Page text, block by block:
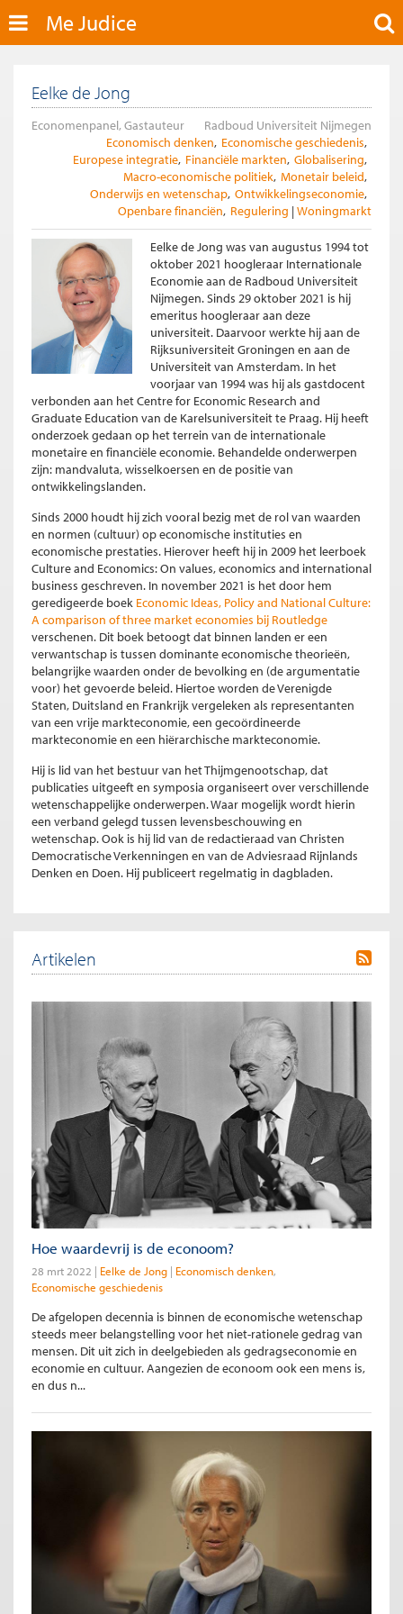
Me Judice
Eelke de Jong
Economenpanel, Gastauteur
Radboud Universiteit Nijmegen
Economisch denken Economische geschiedenis
Europese integratie Financiële markten Globalisering
Macro-economische politiek Monetair beleid
Onderwijs en wetenschap Ontwikkelingseconomie
Openbare financiën Regulering Woningmarkt
Eelke de Jong was van augustus 1994 tot
oktober 2021 hoogleraar Internationale
Economie aan de Radboud Universiteit
Nijmegen. Sinds 29 oktober 2021 is hij
emeritus hoogleraar aan deze
universiteit. Daarvoor werkte hij aan de
Rijksuniversiteit Groningen en aan de
Universiteit van Amsterdam. In het
voorjaar van 1994 was hij als gastdocent
verbonden aan het Centre for Economic Research and
Graduate Education van de Karelsuniversiteit te Praag. Hij heeft
onderzoek gedaan op het terrein van de internationale
monetaire en financiële economie. Behandelde onderwerpen
zijn: mandvaluta, wisselkoersen en de positie van
ontwikkelingslanden.
Sinds 2000 houdt hij zich vooral bezig met de rol van waarden
en normen (cultuur) op economische instituties en
economische prestaties. Hierover heeft hij in 2009 het leerboek
Culture and Economics: On values, economics and international
business geschreven. In november 2021 is het door hem
geredigeerde boek Economic Ideas, Policy and National Culture:
A comparison of three market economies bij Routledge
verschenen. Dit boek betoogt dat binnen landen er een
verwantschap is tussen dominante economische theorieën,
belangrijke waarden onder de bevolking en (de argumentatie
voor) het gevoerde beleid. Hiertoe worden de Verenigde
Staten, Duitsland en Frankrijk vergeleken als representanten
van een vrije markteconomie, een gecoördineerde
markteconomie en een hiërarchische markteconomie.
Hij is lid van het bestuur van het Thijmgenootschap, dat
publicaties uitgeeft en symposia organiseert over verschillende
wetenschappelijke onderwerpen. Waar mogelijk wordt hierin
een verband gelegd tussen levensbeschouwing en
wetenschap. Ook is hij lid van de redactieraad van Christen
Democratische Verkenningen en van de Adviesraad Rijnlands
Denken en Doen. Hij publiceert regelmatig in dagbladen.
Artikelen
Hoe waardevrij is de econoom?
28 mrt 2022 Eelke de Jong
Economisch denken
Economische geschiedenis
De afgelopen decennia is binnen de economische wetenschap
steeds meer belangstelling voor het niet-rationele gedrag van
mensen. Dit uit zich in deelgebieden als gedragseconomie en
economie en cultuur. Aangezien de econoom ook een mens is,
en dus n...